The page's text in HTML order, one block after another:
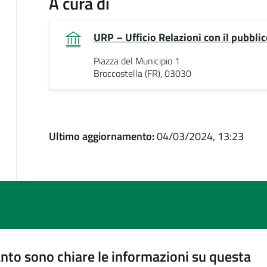
URP – Ufficio Relazioni con il
Piazza del Municipio 1
Broccostella (FR), 03030
Ultimo aggiornamento:04/03/2024, 13:23
sono chiare le informazioni su questa